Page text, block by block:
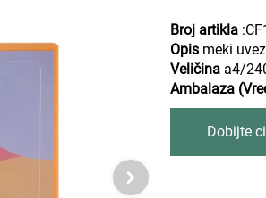
Broj artikla
Opis meki
Veličina a4/
Ambalaza
Dobijte